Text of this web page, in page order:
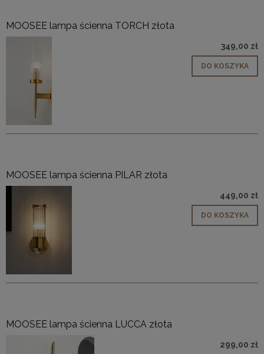
MOOSEE lampa ścienna TORCH złota
349,00 zł
DO KOSZYKA
MOOSEE lampa ścienna PILAR złota
449,00 zł
DO KOSZYKA
MOOSEE lampa ścienna LUCCA złota
299,00 zł